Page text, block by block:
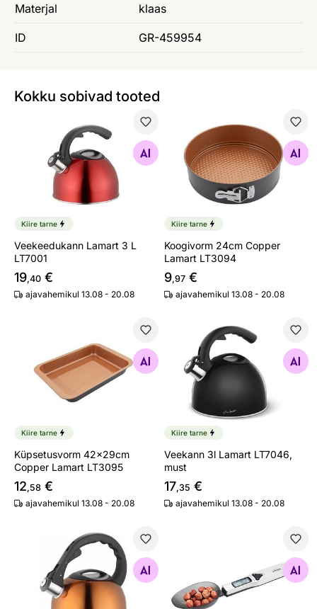
Materjal klaas
ID GR-459954
Kokku sobivad tooted
Veekeedukann Lamart 3 L LT7001
Otsi sarnaseid
Kiire tarne
Veekeedukann Lamart 3 L
LT7001
19,40 €
ajavahemikul 13.08 - 20.08
Koogivorm 24cm Copper
Otsi sarnaseid
Kiire tarne
Koogivorm 24cm Copper
Lamart LT3094
9,97 €
ajavahemikul 13.08 - 20.08
Küpsetusvorm 42x29cm Copper Lamart LT3095
Otsi sarnaseid
Kiire tarne
Küpsetusvorm 42x29cm
Copper Lamart LT3095
12,58 €
ajavahemikul 13.08 - 20.08
Veekann 3l Lamart LT7046,
Otsi sarnaseid
Kiire tarne
Veekann 3l Lamart LT7046,
must
17,35 €
ajavahemikul 13.08 - 20.08
Veekann 2l Lamart LT7003, vaskne
Otsi sarnaseid Otsi sarnaseid